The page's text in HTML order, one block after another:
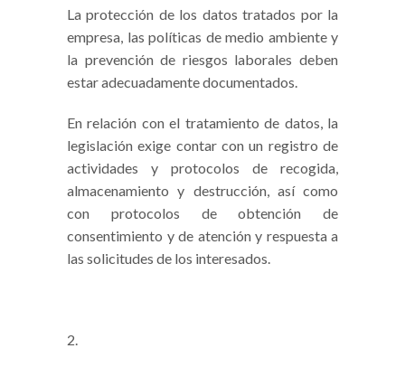
La protección de los datos tratados por la
empresa, las políticas de medio ambiente y
la prevención de riesgos laborales deben
estar adecuadamente documentados.
En relación con el tratamiento de datos, la
legislación exige contar con un registro de
actividades y protocolos de recogida,
almacenamiento y destrucción, así como
con protocolos de obtención de
consentimiento y de atención y respuesta a
las solicitudes de los interesados.